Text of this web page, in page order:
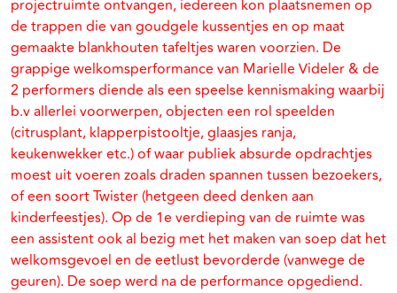
projectruimte ontvangen, iedereen kon plaatsnemen op
de trappen die van goudgele kussentjes en op maat
gemaakte blankhouten tafeltjes waren voorzien. De
grappige welkomsperformance van Marielle Videler & de
2 performers diende als een speelse kennismaking waarbij
b.v allerlei voorwerpen, objecten een rol speelden
(citrusplant, klapperpistooltje, glaasjes ranja,
keukenwekker etc.) of waar publiek absurde opdrachtjes
moest uit voeren zoals draden spannen tussen bezoekers,
of een soort Twister (hetgeen deed denken aan
kinderfeestjes). Op de 1e verdieping van de ruimte was
een assistent ook al bezig met het maken van soep dat het
welkomsgevoel en de eetlust bevorderde (vanwege de
geuren). De soep werd na de performance opgediend.